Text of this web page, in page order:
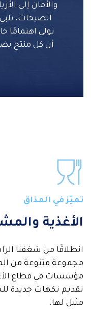
والأمان إلى
الصيحات،
نولي اهتمامًا
أن كل منتج
تميّز في المذاق
الأغذية
انطلاقًا من شغفنا
مجموعة متنوعة من
مؤسسات في قطاع
تقديم نكهات جديدة
مثيل لها.